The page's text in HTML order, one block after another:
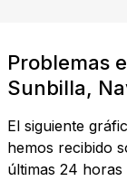
Problemas
Sunbilla,
El siguiente
hemos recibido
últimas 24